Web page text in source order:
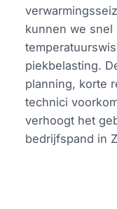
kunnen we snel
piekbelasting.
planning, korte
technici
verhoogt het
bedrijfspand in